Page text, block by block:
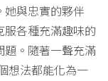
她與忠實的夥伴
服各種充滿趣味的
題。隨著一聲充滿
想法都能化為一